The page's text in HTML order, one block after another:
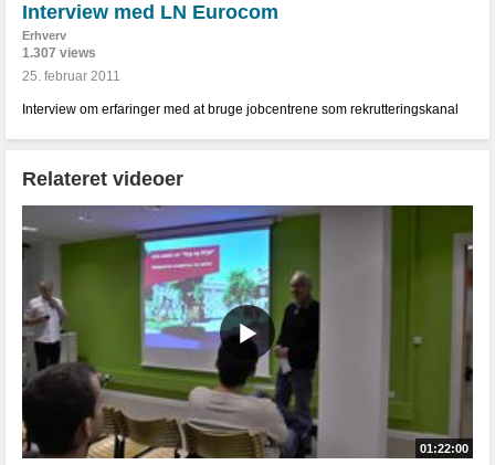
Interview med LN Eurocom
Erhverv
1.307 views
25. februar 2011
Interview om erfaringer med at bruge jobcentrene som rekrutteringskanal
Relateret videoer
01:22:00